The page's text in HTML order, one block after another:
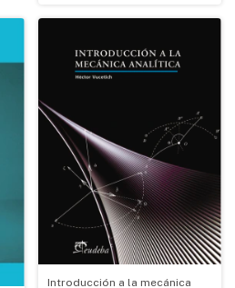
Introducción a la mecánica